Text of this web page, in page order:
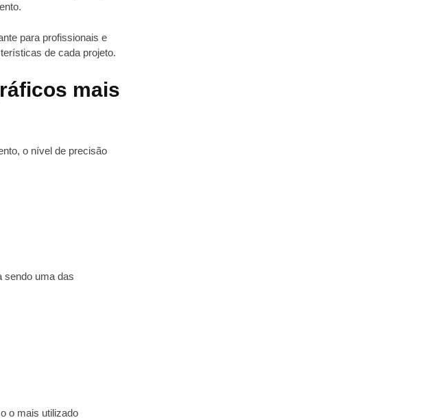
para profissionais e
de cada projeto.
mais
o nível de precisão
sendo uma das
o mais utilizado